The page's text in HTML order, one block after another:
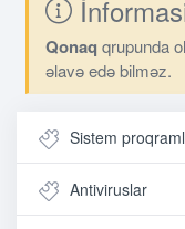
Qonaq qrupunda
əlavə edə bilməz.
Sistem
Antiviruslar